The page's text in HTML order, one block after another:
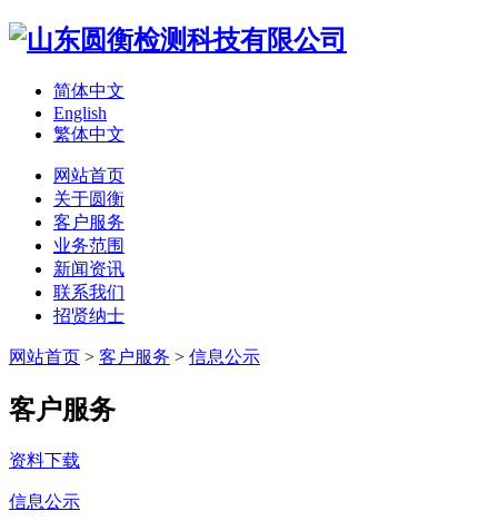
简体中文
English
繁体中文
网站首页
关于圆衡
客户服务
业务范围
新闻资讯
联系我们
招贤纳士
网站首页 > 客户服务 > 信息公示
客户服务
资料下载
信息公示